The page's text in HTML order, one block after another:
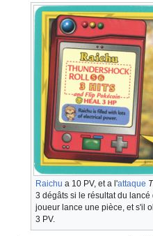
Raichu a 10 PV, et a l'attaque
3 dégâts si le résultat du lancé
joueur lance une pièce, et s'il
3 PV.